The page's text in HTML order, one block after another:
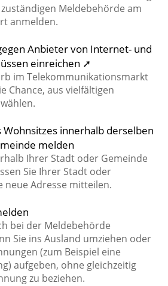
Meldebehörde am
anmelden.
Anbieter von Internet- und
einreichen ➚
im Telekommunikationsmarkt
Chance, aus vielfältigen
Wohnsitzes innerhalb derselben
melden
Ihrer Stadt oder Gemeinde
Sie Ihrer Stadt oder
neue Adresse mitteilen.
bei der Meldebehörde
Sie ins Ausland umziehen oder
(zum Beispiel eine
aufgeben, ohne gleichzeitig
zu beziehen.